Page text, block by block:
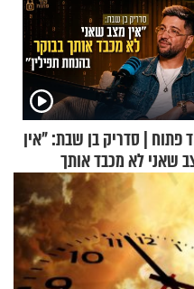
פתוח | סדריק בן שבת: "אין
שאני לא מכבד אותך
בהנחת תפילין"